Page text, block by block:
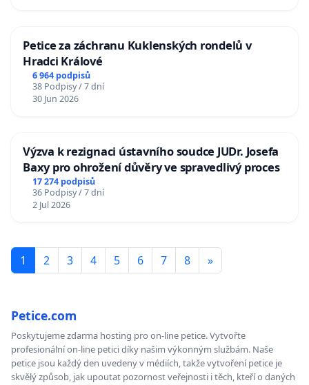
Petice za záchranu Kuklenských rondelů v
Hradci Králové
6 964 podpisů
38 Podpisy / 7 dní
30 Jun 2026
Výzva k rezignaci ústavního soudce JUDr. Josefa
Baxy pro ohrožení důvěry ve spravedlivý proces
17 274 podpisů
36 Podpisy / 7 dní
2 Jul 2026
1 2 3 4 5 6 7 8 »
Petice.com
Poskytujeme zdarma hosting pro on-line petice. Vytvořte
profesionální on-line petici díky našim výkonným službám. Naše
petice jsou každý den uvedeny v médiích, takže vytvoření petice je
skvělý způsob, jak upoutat pozornost veřejnosti i těch, kteří o daných